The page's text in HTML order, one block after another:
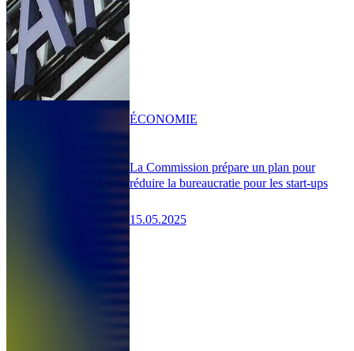
La Commission prépare un plan pour
réduire la bureaucratie pour les start-ups
15.05.2025
ÉCONOMIE